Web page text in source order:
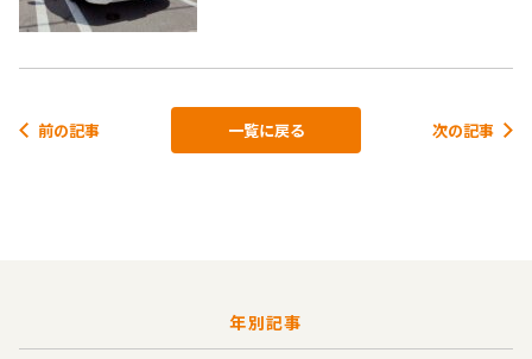
前の記事 一覧に戻る 次の記事
年別記事